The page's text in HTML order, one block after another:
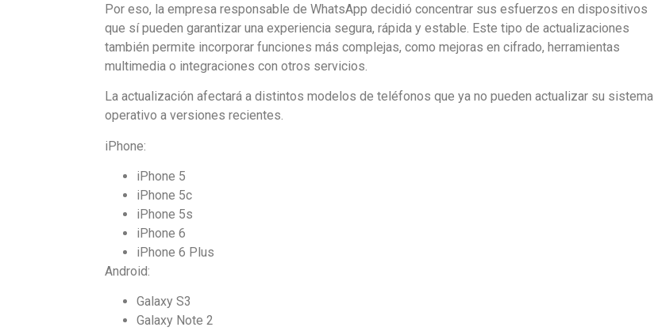
Por eso, la empresa responsable de WhatsApp decidió concentrar sus esfuerzos en dispositivos
que sí pueden garantizar una experiencia segura, rápida y estable. Este tipo de actualizaciones
también permite incorporar funciones más complejas, como mejoras en cifrado, herramientas
multimedia o integraciones con otros servicios.
La actualización afectará a distintos modelos de teléfonos que ya no pueden actualizar su sistema
operativo a versiones recientes.
iPhone:
iPhone 5
iPhone 5c
iPhone 5s
iPhone 6
iPhone 6 Plus
Android:
Galaxy S3
Galaxy Note 2